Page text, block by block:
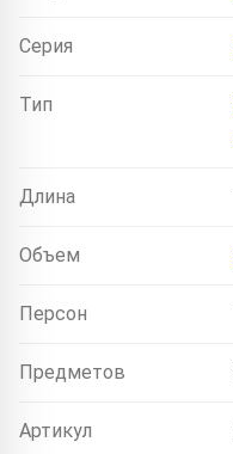
Серия
Тип
Длина
Объем
Персон
Предметов
Артикул